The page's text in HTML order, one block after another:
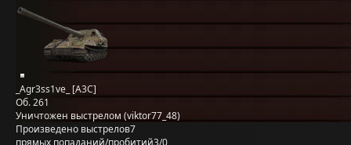
_Agr3ss1ve_ [A3C]
Об. 261
Уничтожен выстрелом (viktor77_48)
Произведено выстрелов7
прямых попаданий/пробитий3/0